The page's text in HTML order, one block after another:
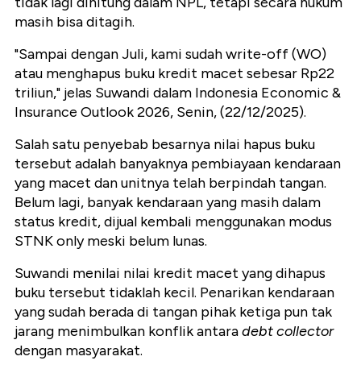
masih bisa ditagih.
"Sampai dengan Juli, kami sudah write-off (WO)
atau menghapus buku kredit macet sebesar Rp22
triliun," jelas Suwandi dalam Indonesia Economic &
Insurance Outlook 2026, Senin, (22/12/2025).
Salah satu penyebab besarnya nilai hapus buku
tersebut adalah banyaknya pembiayaan kendaraan
yang macet dan unitnya telah berpindah tangan.
Belum lagi, banyak kendaraan yang masih dalam
status kredit, dijual kembali menggunakan modus
STNK only meski belum lunas.
Suwandi menilai nilai kredit macet yang dihapus
buku tersebut tidaklah kecil. Penarikan kendaraan
yang sudah berada di tangan pihak ketiga pun tak
jarang menimbulkan konflik antaradebt collector
dengan masyarakat.